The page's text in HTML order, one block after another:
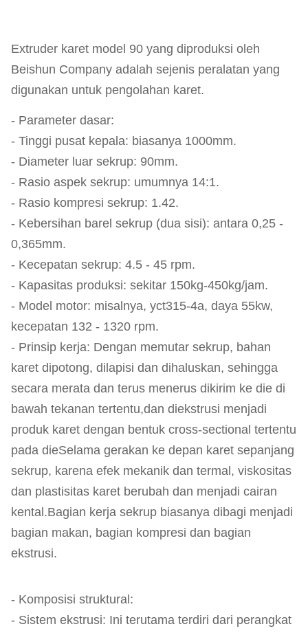
Extruder karet model 90 yang diproduksi oleh
Beishun Company adalah sejenis peralatan yang
digunakan untuk pengolahan karet.
- Parameter dasar:
- Tinggi pusat kepala: biasanya 1000mm.
- Diameter luar sekrup: 90mm.
- Rasio aspek sekrup: umumnya 14:1.
- Rasio kompresi sekrup: 1.42.
- Kebersihan barel sekrup (dua sisi): antara 0,25 -
0,365mm.
- Kecepatan sekrup: 4.5 - 45 rpm.
- Kapasitas produksi: sekitar 150kg-450kg/jam.
- Model motor: misalnya, yct315-4a, daya 55kw,
kecepatan 132 - 1320 rpm.
- Prinsip kerja: Dengan memutar sekrup, bahan
karet dipotong, dilapisi dan dihaluskan, sehingga
secara merata dan terus menerus dikirim ke die di
bawah tekanan tertentu,dan diekstrusi menjadi
produk karet dengan bentuk cross-sectional tertentu
pada dieSelama gerakan ke depan karet sepanjang
sekrup, karena efek mekanik dan termal, viskositas
dan plastisitas karet berubah dan menjadi cairan
kental.Bagian kerja sekrup biasanya dibagi menjadi
bagian makan, bagian kompresi dan bagian
ekstrusi.
- Komposisi struktural:
- Sistem ekstrusi: Ini terutama terdiri dari perangkat